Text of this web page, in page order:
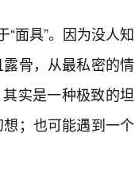
面具”。因为没人知
骨，从最私密的情
实是一种极致的坦
；也可能遇到一个